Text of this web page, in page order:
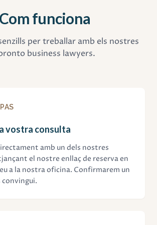
Com funciona
per treballar amb els nostres
business lawyers.
vostra consulta
amb un dels nostres
el nostre enllaç de reserva en
a la nostra oficina. Confirmarem un
convingui.